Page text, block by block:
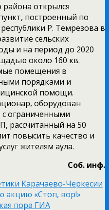
района открылся
построенный по
Р. Темрезова в
сельских
и на период до 2020
около 160 кв.
помещения в
порядками и
помощи.
оборудован
с ограниченными
рассчитанный на 50
повысить качество и
жителям аула.
Соб. инф.
Карачаево-Черкесии
акцию «Стоп, вор!»
пора ГИА